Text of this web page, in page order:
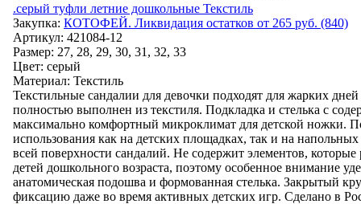
.серый туфли летние дошкольные Текстиль
Закупка: КОТОФЕЙ. Ликвидация остатков от 265 руб. (840)
Артикул: 421084-12
Размер: 27, 28, 29, 30, 31, 32, 33
Цвет: серый
Материал: Текстиль
Текстильные сандалии для девочки подходят для жарких
полностью выполнен из текстиля. Подкладка и стелька с
максимально комфортный микроклимат для детской ножки.
использования как на детских площадках, так и на
всей поверхности сандалий. Не содержит элементов,
детей дошкольного возраста, поэтому особенное внимание
анатомическая подошва и формованная стелька. Закрытый
фиксацию даже во время активных детских игр. Сделано в